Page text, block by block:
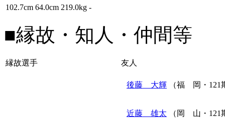
102.7cm 64.0cm 219.0kg -
■縁故・知人・仲間等
縁故選手 友人
後藤 大輝 （福 岡・121
近藤 雄太 （岡 山・121